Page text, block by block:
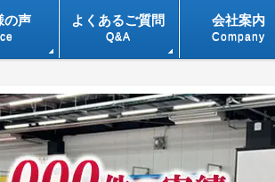
の声 よくあるご質問
Q&A
会社案内
Company